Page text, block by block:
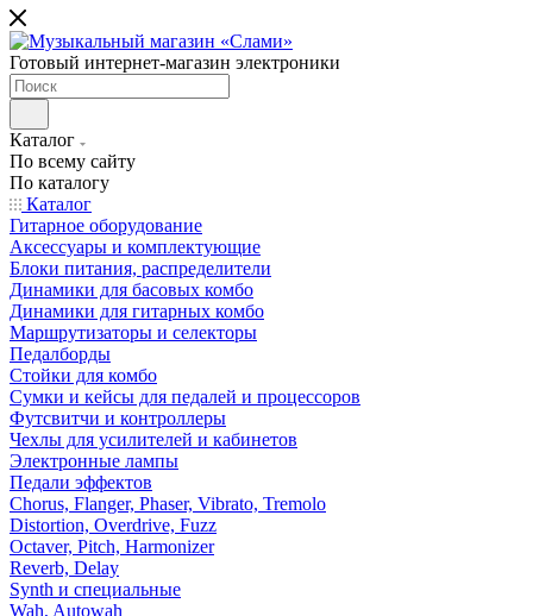
Готовый интернет-магазин электроники
Каталог
По всему сайту
По каталогу
Каталог
Гитарное оборудование
Аксессуары и комплектующие
Блоки питания, распределители
Динамики для басовых комбо
Динамики для гитарных комбо
Маршрутизаторы и селекторы
Педалборды
Стойки для комбо
Сумки и кейсы для педалей и процессоров
Футсвитчи и контроллеры
Чехлы для усилителей и кабинетов
Электронные лампы
Педали эффектов
Chorus, Flanger, Phaser, Vibrato, Tremolo
Distortion, Overdrive, Fuzz
Octaver, Pitch, Harmonizer
Reverb, Delay
Synth и специальные
Wah, Autowah